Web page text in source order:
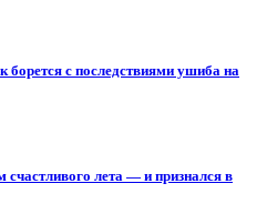
с последствиями ушиба на
счастливого лета — и признался в